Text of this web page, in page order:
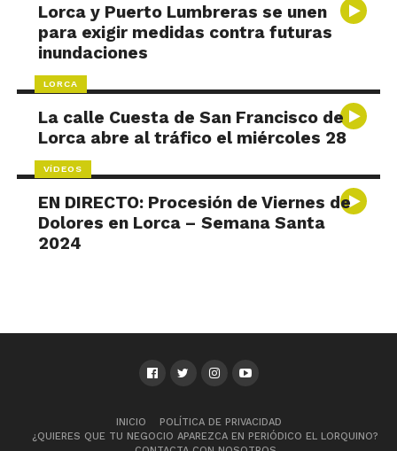
Lorca y Puerto Lumbreras se unen
para exigir medidas contra futuras
inundaciones
LORCA
La calle Cuesta de San Francisco de
Lorca abre al tráfico el miércoles 28
VÍDEOS
EN DIRECTO: Procesión de Viernes de
Dolores en Lorca – Semana Santa
2024
INICIO
POLÍTICA DE PRIVACIDAD
¿QUIERES QUE TU NEGOCIO APAREZCA EN PERIÓDICO EL LORQUINO?